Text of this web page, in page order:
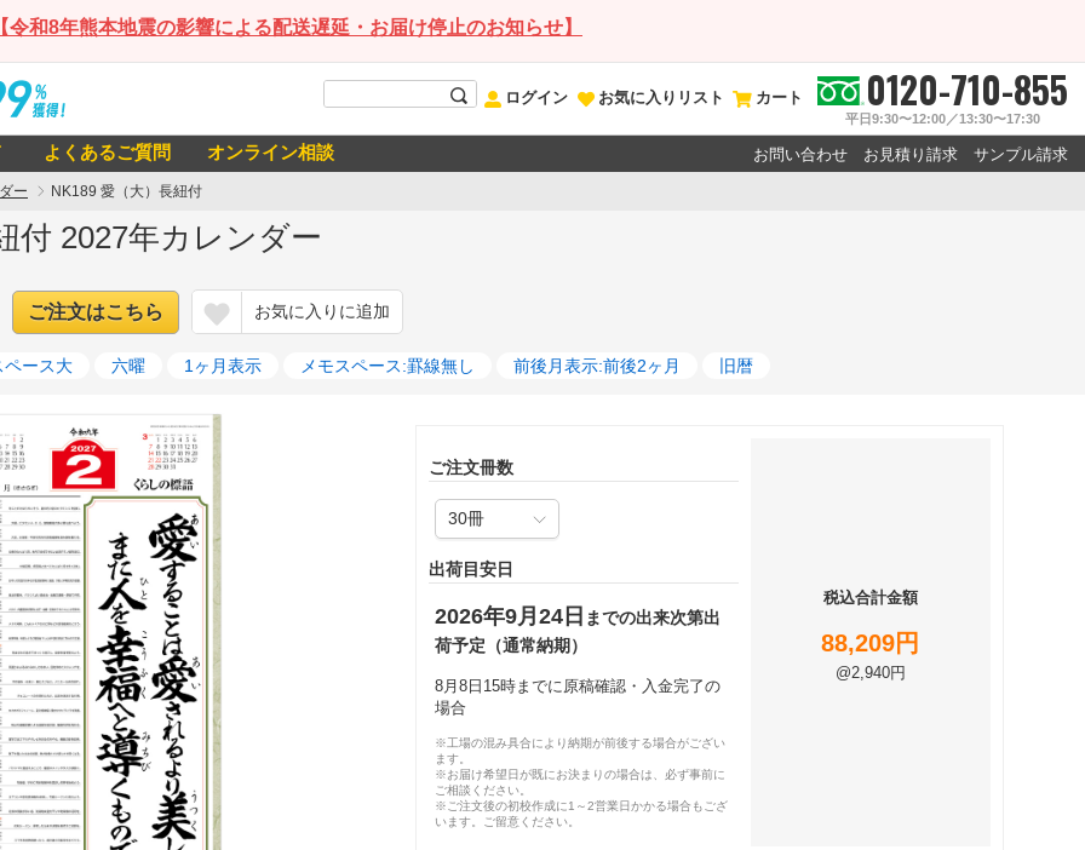
令和8年熊本地震の影響による配送遅延・お届け停止のお知らせ】
ログイン お気に入りリスト カート 0120-710-855
平日9:30〜12:00／13:30〜17:30
よくあるご質問 オンライン相談 お問い合わせ お見積り請求 サンプル請求
ー NK189 愛（大）長紐付
付 2027年カレンダー
ご注文はこちら お気に入りに追加
ペース大 六曜 1ヶ月表示 メモスペース:罫線無し 前後月表示:前後2ヶ月 旧暦
ご注文冊数
出荷目安日
2026年9月24日 までの出来次第出
荷予定（通常納期）
8月8日15時までに原稿確認・入金完了の
場合
※工場の混み具合により納期が前後する場合がござい
ます。
※お届け希望日が既にお決まりの場合は、必ず事前に
ご相談ください。
※ご注文後の初校作成に1～2営業日かかる場合もござ
います。ご留意ください。
税込合計金額
88,209円
@2,940円